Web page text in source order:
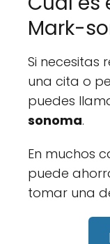
Mark-
Si necesitas
una cita o
puedes
sonoma.
En muchos
puede
tomar una